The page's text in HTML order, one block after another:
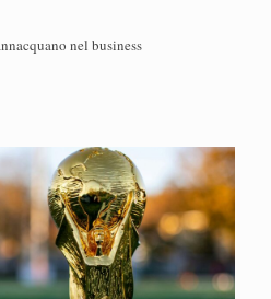
nel business